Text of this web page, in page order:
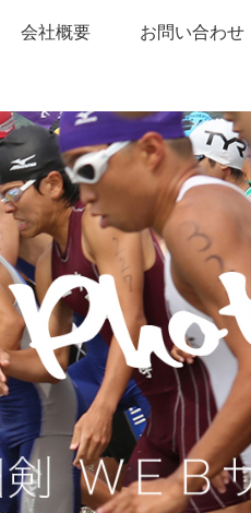
会社概要 お問い合わせ